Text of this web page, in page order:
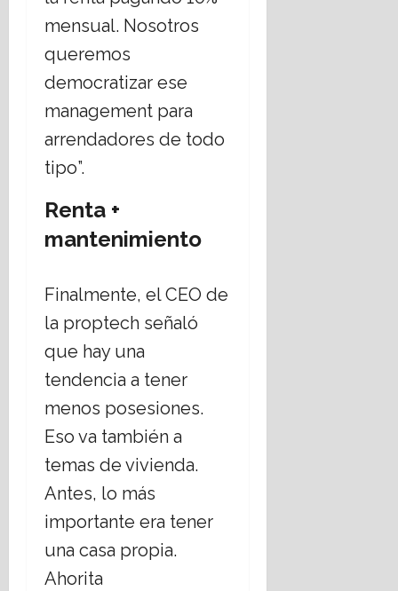
mensual. Nosotros
queremos
democratizar ese
management para
arrendadores de todo
tipo”.
Renta +
mantenimiento
Finalmente, el CEO de
la proptech señaló
que hay una
tendencia a tener
menos posesiones.
Eso va también a
temas de vivienda.
Antes, lo más
importante era tener
una casa propia.
Ahorita